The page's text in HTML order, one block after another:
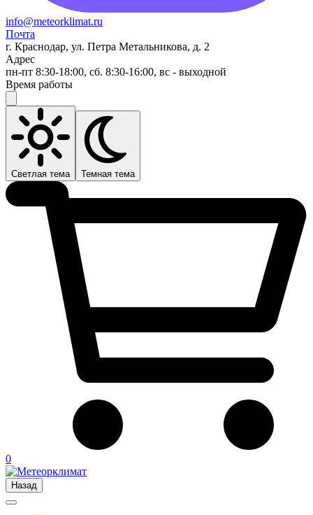
info@meteorklimat.ru
Почта
г. Краснодар, ул. Петра Метальникова, д. 2
Адрес
пн-пт 8:30-18:00, сб. 8:30-16:00, вс - выходной
Время работы
Светлая тема Темная тема
0
Назад